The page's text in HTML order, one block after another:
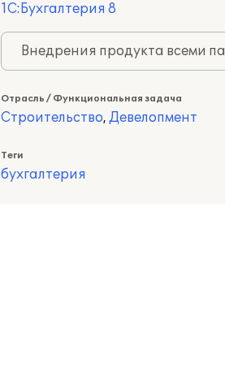
1С:Бухгалтерия 8
Внедрения продукта всеми
Отрасль / Функциональная задача
Строительство, Девелопмент
Теги
бухгалтерия